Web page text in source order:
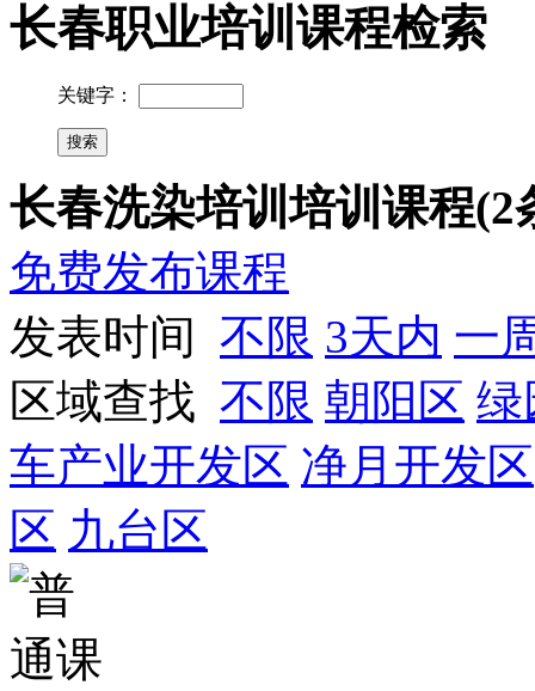
长春职业培训课程检索
关键字：
长春洗染培训培训课程(2
免费发布课程
发表时间 不限 3天内 一
区域查找 不限 朝阳区 绿
车产业开发区 净月开发区
区 九台区